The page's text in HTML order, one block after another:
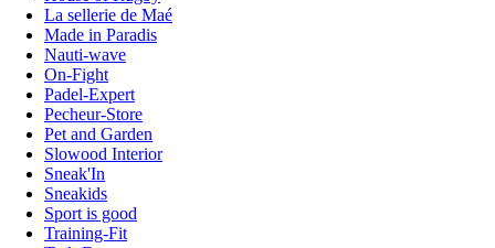
La sellerie de Maé
Made in Paradis
Nauti-wave
On-Fight
Padel-Expert
Pecheur-Store
Pet and Garden
Slowood Interior
Sneak'In
Sneakids
Sport is good
Training-Fit